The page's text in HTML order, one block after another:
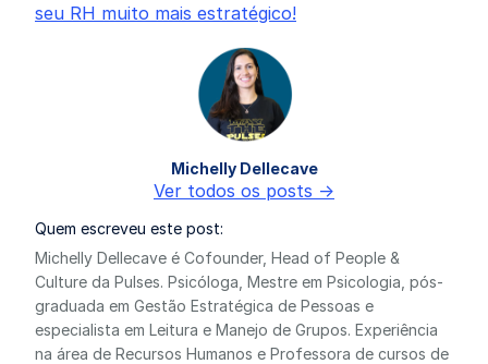
seu RH muito mais estratégico!
Michelly Dellecave
Ver todos os posts ->
Quem escreveu este post:
Michelly Dellecave é Cofounder, Head of People &
Culture da Pulses. Psicóloga, Mestre em Psicologia, pós-
graduada em Gestão Estratégica de Pessoas e
especialista em Leitura e Manejo de Grupos. Experiência
na área de Recursos Humanos e Professora de cursos de